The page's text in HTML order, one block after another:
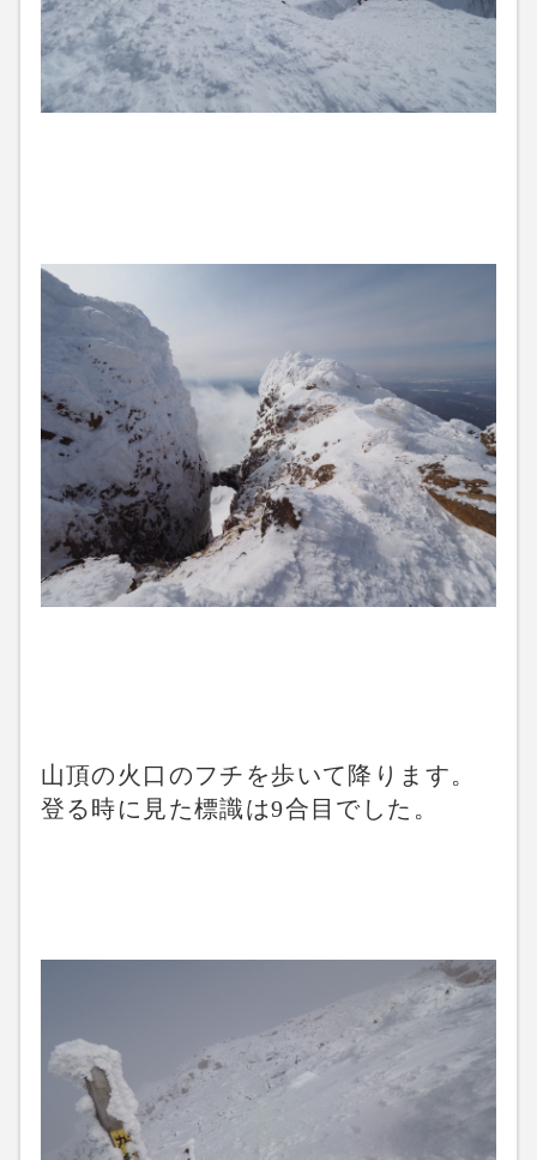
山頂の火口のフチを歩いて降ります。
登る時に見た標識は9合目でした。